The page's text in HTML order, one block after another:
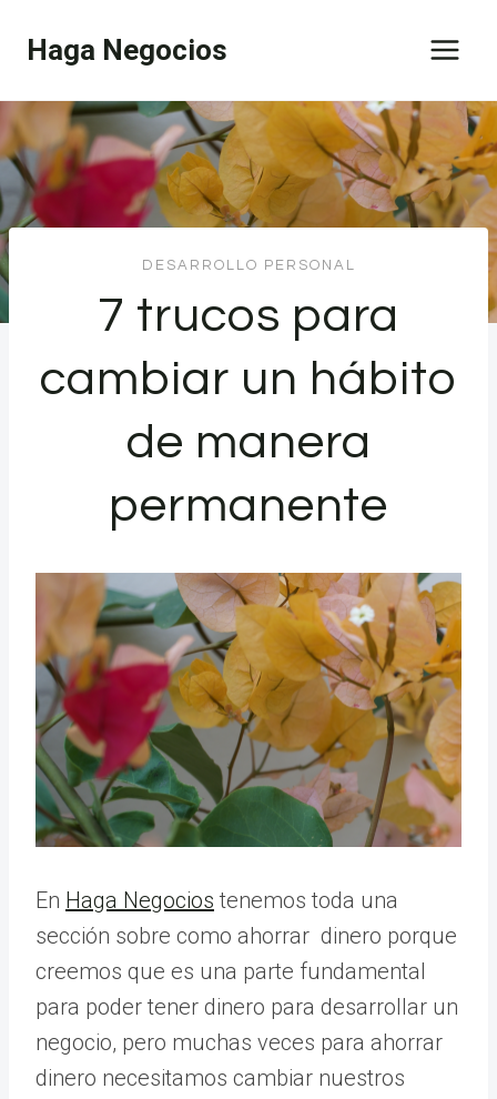
Haga Negocios
DESARROLLO PERSONAL
7 trucos para
cambiar un hábito
de manera
permanente
En Haga Negocios tenemos toda una
sección sobre como ahorrar dinero porque
creemos que es una parte fundamental
para poder tener dinero para desarrollar un
negocio, pero muchas veces para ahorrar
dinero necesitamos cambiar nuestros